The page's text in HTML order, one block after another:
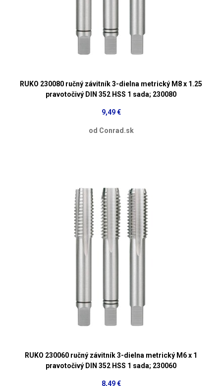
RUKO 230080 ručný závitník 3-dielna metrický M8 x 1.25
pravotočivý DIN 352 HSS 1 sada; 230080
9,49 €
od Conrad.sk
RUKO 230060 ručný závitník 3-dielna metrický M6 x 1
pravotočivý DIN 352 HSS 1 sada; 230060
8,49 €